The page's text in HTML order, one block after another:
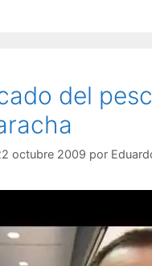
del
octubre 2009 por